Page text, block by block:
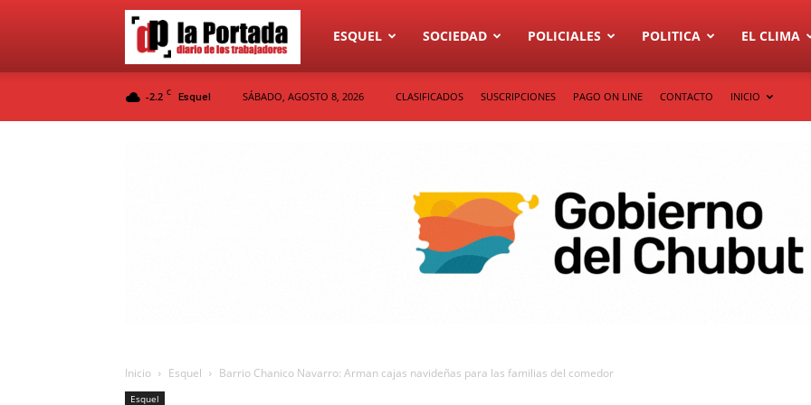
Diario
ESQUEL SOCIEDAD POLICIALES POLITICA EL CLIMA
-2.2 C Esquel SÁBADO, AGOSTO 8, 2026 CLASIFICADOS SUSCRIPCIONES PAGO ON LINE CONTACTO INICIO
Inicio Esquel Barrio Chanico Navarro: Arman cajas navideñas para las familias del comedor
Esquel